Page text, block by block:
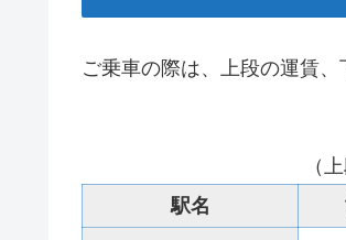
ご乗車の際は、上段の運賃
（
駅名